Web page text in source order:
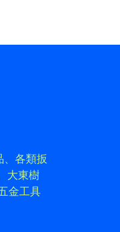
各類扳
大東樹
金工具